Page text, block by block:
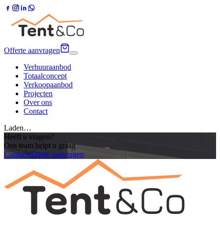
Offerte aanvragen
Verhuuraanbod
Totaalconcept
Verkoopaanbod
Projecten
Over ons
Contact
Laden…
Heeft u vragen?
Ons team helpt u graag
ContactOfferte aanvragen